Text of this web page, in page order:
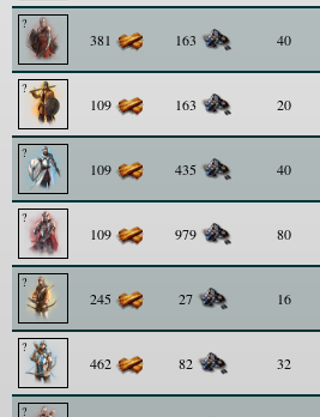
381 163 40
109 163 20
109 435 40
109 979 80
245 27 16
462 82 32